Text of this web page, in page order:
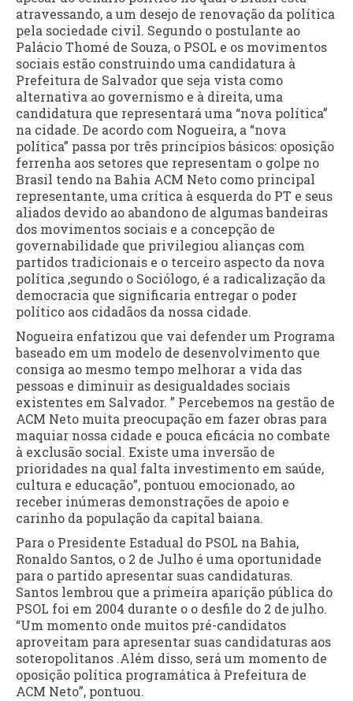
atravessando, a um desejo de renovação da política
pela sociedade civil. Segundo o postulante ao
Palácio Thomé de Souza, o PSOL e os movimentos
sociais estão construindo uma candidatura à
Prefeitura de Salvador que seja vista como
alternativa ao governismo e à direita, uma
candidatura que representará uma “nova política”
na cidade. De acordo com Nogueira, a “nova
política” passa por três princípios básicos: oposição
ferrenha aos setores que representam o golpe no
Brasil tendo na Bahia ACM Neto como principal
representante, uma crítica à esquerda do PT e seus
aliados devido ao abandono de algumas bandeiras
dos movimentos sociais e a concepção de
governabilidade que privilegiou alianças com
partidos tradicionais e o terceiro aspecto da nova
política ,segundo o Sociólogo, é a radicalização da
democracia que significaria entregar o poder
político aos cidadãos da nossa cidade.
Nogueira enfatizou que vai defender um Programa
baseado em um modelo de desenvolvimento que
consiga ao mesmo tempo melhorar a vida das
pessoas e diminuir as desigualdades sociais
existentes em Salvador. ” Percebemos na gestão de
ACM Neto muita preocupação em fazer obras para
maquiar nossa cidade e pouca eficácia no combate
à exclusão social. Existe uma inversão de
prioridades na qual falta investimento em saúde,
cultura e educação”, pontuou emocionado, ao
receber inúmeras demonstrações de apoio e
carinho da população da capital baiana.
Para o Presidente Estadual do PSOL na Bahia,
Ronaldo Santos, o 2 de Julho é uma oportunidade
para o partido apresentar suas candidaturas.
Santos lembrou que a primeira aparição pública do
PSOL foi em 2004 durante o o desfile do 2 de julho.
“Um momento onde muitos pré-candidatos
aproveitam para apresentar suas candidaturas aos
soteropolitanos .Além disso, será um momento de
oposição política programática à Prefeitura de
ACM Neto”, pontuou.